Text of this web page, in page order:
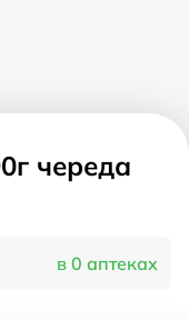
череда
в 0 аптеках